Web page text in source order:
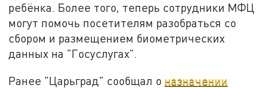
ребёнка. Более того, теперь сотрудники МФЦ
могут помочь посетителям разобраться со
сбором и размещением биометрических
данных на "Госуслугах".
Ранее "Царьград" сообщал о назначении